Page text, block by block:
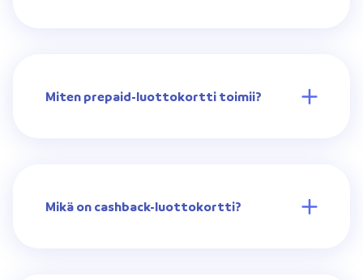
Miten prepaid-luottokortti toimii?
Mikä on cashback-luottokortti?